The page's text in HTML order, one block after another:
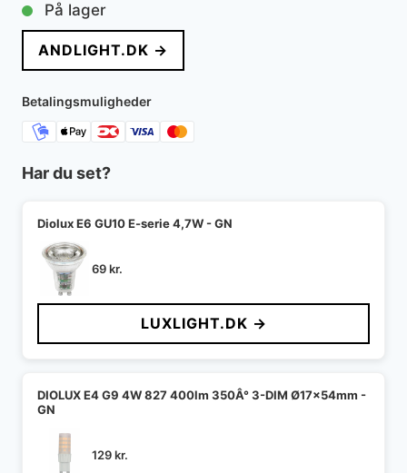
pris
var:
6.530 kr..
På lager
ANDLIGHT.DK →
Betalingsmuligheder
Har du set?
Diolux E6 GU10 E-serie 4,7W - GN
69kr.
LUXLIGHT.DK →
DIOLUX E4 G9 4W 827 400lm 350Â° 3-DIM Ø17x54mm -
GN
129kr.